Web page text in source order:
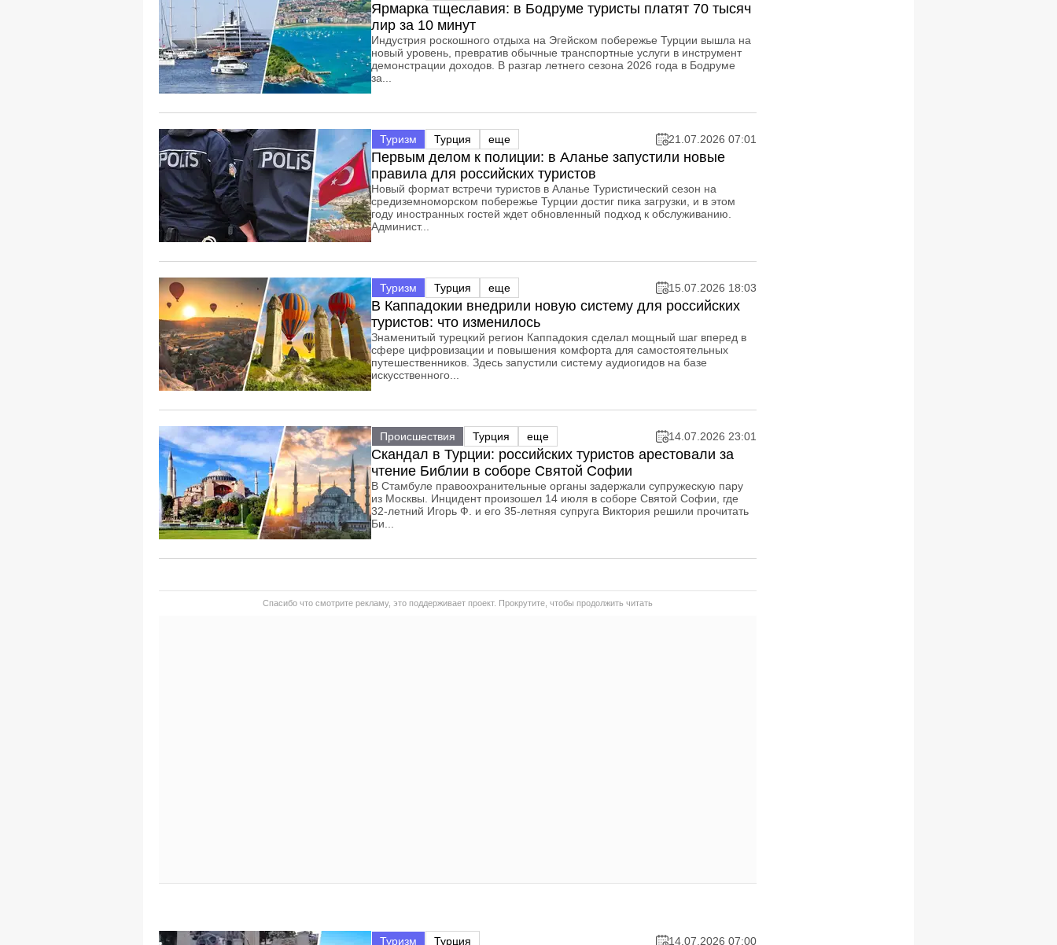
Ярмарка тщеславия: в Бодруме туристы платят 70 тысяч
лир за 10 минут
Индустрия роскошного отдыха на Эгейском побережье Турции вышла на
новый уровень, превратив обычные транспортные услуги в инструмент
демонстрации доходов. В разгар летнего сезона 2026 года в Бодруме
за...
Туризм Турция еще 21.07.2026 07:01
Первым делом к полиции: в Аланье запустили новые
правила для российских туристов
Новый формат встречи туристов в Аланье Туристический сезон на
средиземноморском побережье Турции достиг пика загрузки, и в этом
году иностранных гостей ждет обновленный подход к обслуживанию.
Админист...
Туризм Турция еще 15.07.2026 18:03
В Каппадокии внедрили новую систему для российских
туристов: что изменилось
Знаменитый турецкий регион Каппадокия сделал мощный шаг вперед в
сфере цифровизации и повышения комфорта для самостоятельных
путешественников. Здесь запустили систему аудиогидов на базе
искусственного...
Происшествия Турция еще 14.07.2026 23:01
Скандал в Турции: российских туристов арестовали за
чтение Библии в соборе Святой Софии
В Стамбуле правоохранительные органы задержали супружескую пару
из Москвы. Инцидент произошел 14 июля в соборе Святой Софии, где
32-летний Игорь Ф. и его 35-летняя супруга Виктория решили прочитать
Би...
Спасибо что смотрите рекламу, это поддерживает проект. Прокрутите, чтобы продолжить читать
Туризм Турция 14.07.2026 07:00